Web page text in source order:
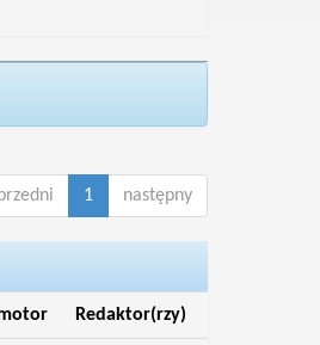
1 następny
Redaktor(rzy)